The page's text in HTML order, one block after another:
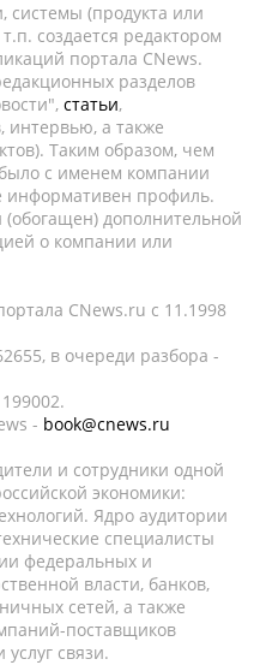
(продукта или
создается редактором
портала CNews.
разделов
статьи,
интервью, а также
Таким образом, чем
с именем компании
информативен профиль.
дополнительной
о компании или
CNews.ru c 11.1998
в очереди разбора -
- book@cnews.ru
и сотрудники одной
экономики:
Ядро аудитории
специалисты
федеральных и
власти, банков,
сетей, а также
поставщиков
связи.